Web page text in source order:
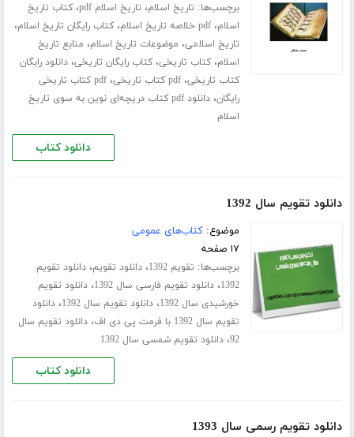
برچسب‌ها: تاریخ اسلام، تاریخ اسلام pdf ،کتاب تاریخ
اسلام،pdf خلاصه تاریخ اسلام ،کتاب رایگان تاریخ اسلام،
تاریخ اسلامی، موضوعات تاریخ اسلام، منابع تاریخ
اسلام،کتاب تاریخی،کتاب رایگان تاریخی،دانلود رابگان
کتاب تاریخی،pdf کتاب تاریخی ،
pdf کتاب تاریخی
رایگان،
دانلود pdf کتاب دریچه‌ای نوین به سوی تاریخ
اسلام
دانلود کتاب
دانلود تقویم سال 1392
موضوع:کتاب‌های عمومی
۱۷ صفحه
برچسب‌ها: تقویم 1392 ،دانلود تقویم،دانلود تقویم
1392،دانلود تقویم فارسی سال 1392 ،دانلود تقویم
خورشیدی سال 1392
،دانلود تقویم سال 1392 ،دانلود
تقویم سال 1392 با فرمت پی دی اف
،دانلود تقویم سال
92،دانلود تقویم شمسی سال 1392
دانلود کتاب
دانلود تقویم رسمی سال 1393